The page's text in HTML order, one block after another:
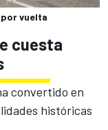
vuelta
cuesta
convertido en
históricas